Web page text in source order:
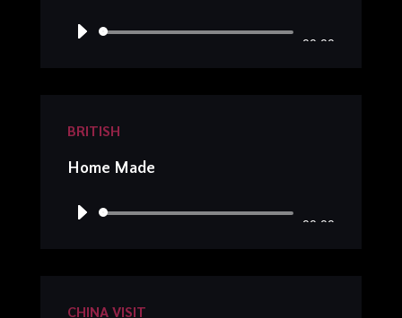
Lecteur
00:00
BRITISH
Home Made
Lecteur
00:00
CHINA VISIT